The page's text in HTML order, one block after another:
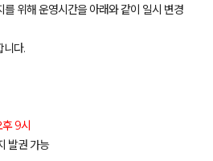
위해 운영시간을 아래와 같이 일시 변경
니다.
후 9시
발권 가능